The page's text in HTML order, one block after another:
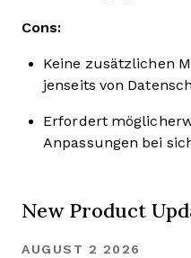
Cons:
Keine zusätzlichen
jenseits von
Erfordert
Anpassungen bei
New Product
AUGUST 2 2026